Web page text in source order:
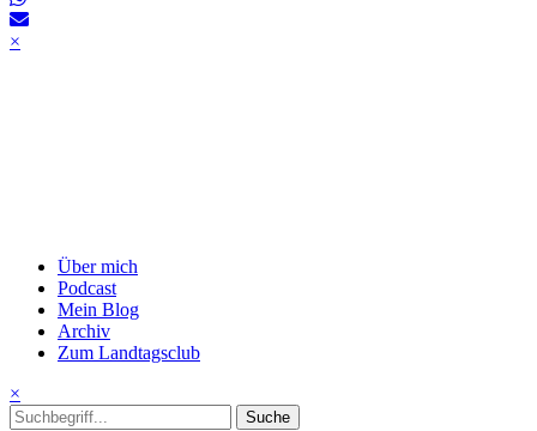
×
Über mich
Podcast
Mein Blog
Archiv
Zum Landtagsclub
×
Suche